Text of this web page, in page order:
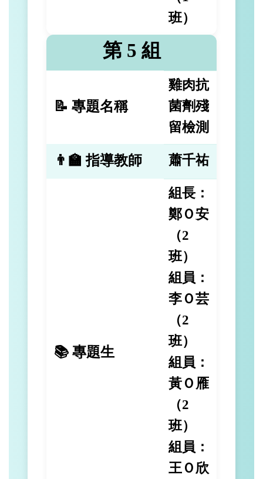
班）
第 5 組
📝 專題名稱
雞肉抗
菌劑殘
留檢測
👨‍🏫 指導教師 蕭千祐
📚 專題生
組長：
鄭Ｏ安
（2
班）
組員：
李Ｏ芸
（2
班）
組員：
黃Ｏ雁
（2
班）
組員：
王Ｏ欣